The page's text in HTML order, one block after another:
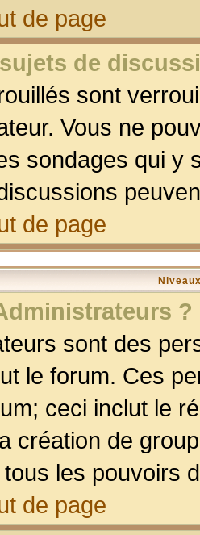
de page
de
sont
Vous ne
sondages qui y
de page
?
sont des
le forum. Ces
ceci inclut le
création de
les pouvoirs
de page